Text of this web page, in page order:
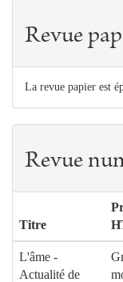
Revue
La revue papier est
Revue
Titre
L'âme -
Actualité de